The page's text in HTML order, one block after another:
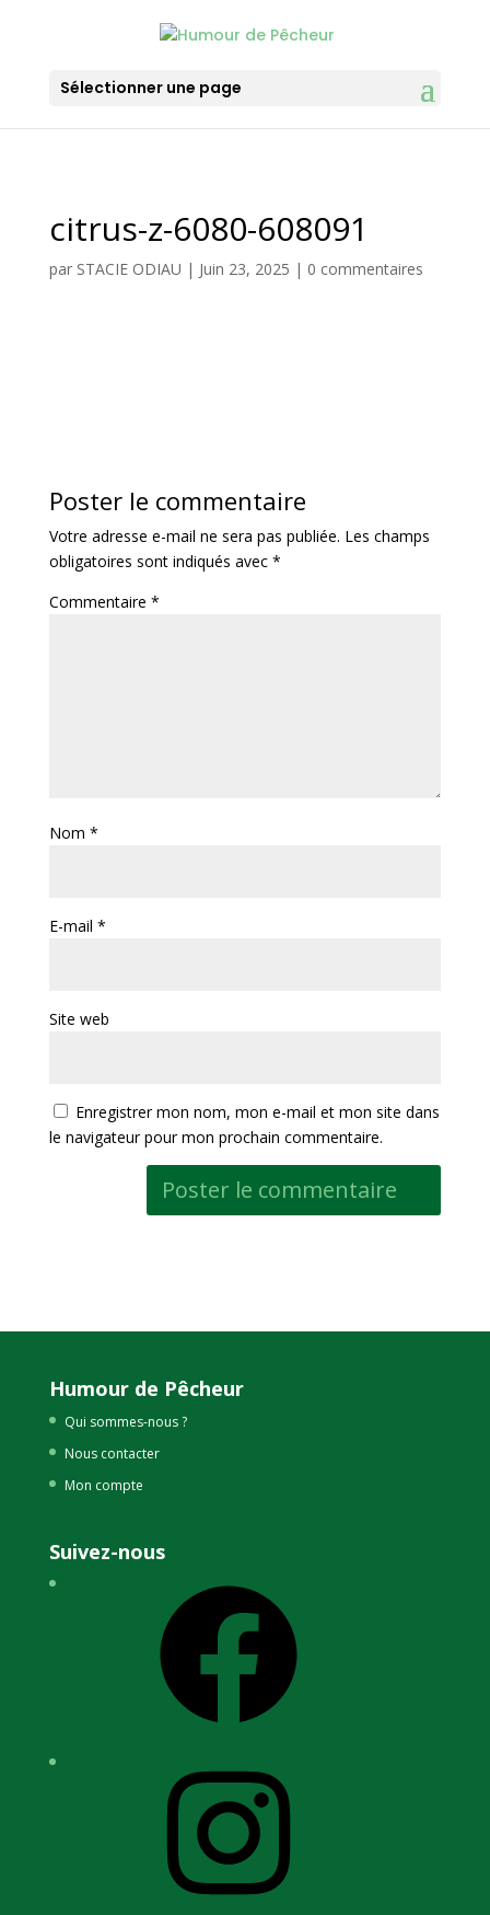
Sélectionner une page
citrus-z-6080-608091
par STACIE ODIAU | Juin 23, 2025 | 0 commentaires
Poster le commentaire
Votre adresse e-mail ne sera pas publiée. Les champs
obligatoires sont indiqués avec *
Commentaire *
Nom *
E-mail *
Site web
Enregistrer mon nom, mon e-mail et mon site dans
le navigateur pour mon prochain commentaire.
Humour de Pêcheur
Qui sommes-nous ?
Nous contacter
Mon compte
Suivez-nous